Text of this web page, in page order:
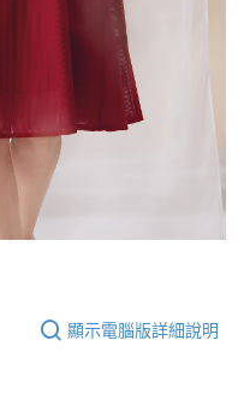
顯示電腦版詳細說明